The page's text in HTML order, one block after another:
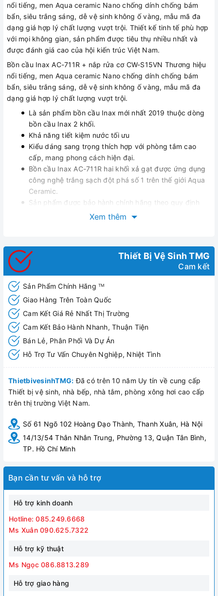
nổi tiếng, men Aqua ceramic Nano chống dính chống bám
bẩn, siêu trắng sáng, dễ vệ sinh không ố vàng, mẫu mã đa
dạng giá hợp lý chất lượng vượt trội. Thiết kế tinh tế phù hợp
với mọi không gian, sản phẩm được tiêu thụ nhiều nhất và
được đánh giá cao của hội kiến trúc Việt Nam.
Bồn cầu Inax AC-711R + nắp rửa cơ CW-S15VN Thương hiệu
nổi tiếng, men Aqua ceramic Nano chống dính chống bám
bẩn, siêu trắng sáng, dễ vệ sinh không ố vàng, mẫu mã đa
dạng giá hợp lý chất lượng vượt trội.
Là sản phẩm bồn cầu Inax mới nhất 2019 thuộc dòng
bồn cầu Inax 2 khối.
Khả năng tiết kiệm nước tối ưu
Kiểu dáng sang trọng thích hợp với phòng tắm cao
cấp, mang phong cách hiện đại.
Bồn cầu Inax AC-711R hai khối xả gạt được ứng dụng
công nghệ trắng sạch đột phá số 1 trên thế giới Aqua
Ceramic.
Sản phẩm được bảo hành chính hãng theo quy định
Nắp bồn cầu rơi emXem thêm
Thiết Bị Vệ Sinh TMG
Cam kết
Sản Phẩm Chính Hãng TM
Giao Hàng Trên Toàn Quốc
Cam Kết Giá Rẻ Nhất Thị Trường
Cam Kết Bảo Hành Nhanh, Thuận Tiện
Bán Lẻ, Phân Phối Và Dự Án
Hỗ Trợ Tư Vấn Chuyên Nghiệp, Nhiệt Tình
ThietbivesinhTMG: Đã có trên 10 năm Uy tín về cung cấp
Thiết bị vệ sinh, nhà bếp, nhà tắm, phòng xông hơi cao cấp
trên thị trường Việt Nam.
Số 61 Ngõ 102 Hoàng Đạo Thành, Thanh Xuân, Hà Nội
14/13/54 Thân Nhân Trung, Phường 13, Quận Tân Bình,
TP. Hồ Chí Minh
Bạn cần tư vấn và hỗ trợ
Hỗ trợ kinh doanh
Hotline: 085.249.6668
Ms Xuân 090.625.7322
Hỗ trợ kỹ thuật
Ms Ngọc 086.8813.289
Hỗ trợ giao hàng